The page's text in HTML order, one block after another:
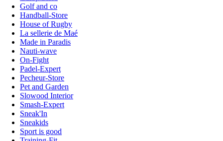
Golf and co
Handball-Store
House of Rugby
La sellerie de Maé
Made in Paradis
Nauti-wave
On-Fight
Padel-Expert
Pecheur-Store
Pet and Garden
Slowood Interior
Smash-Expert
Sneak'In
Sneakids
Sport is good